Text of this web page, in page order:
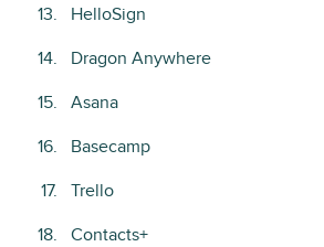
HelloSign
Dragon Anywhere
Asana
Basecamp
Trello
Contacts+